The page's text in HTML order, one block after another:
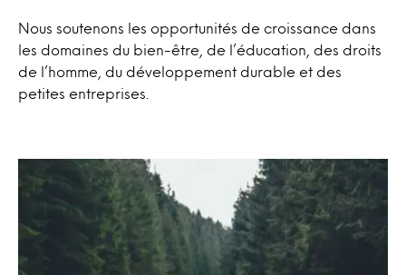
Nous soutenons les opportunités de croissance dans
les domaines du bien-être, de l’éducation, des droits
de l’homme, du développement durable et des
petites entreprises.